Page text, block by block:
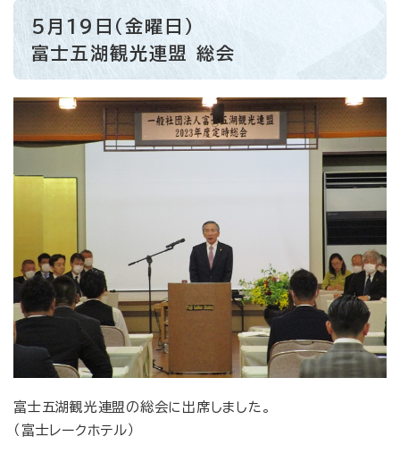
5月19日（金曜日）
富士五湖観光連盟 総会
富士五湖観光連盟の総会に出席しました。
（富士レークホテル）